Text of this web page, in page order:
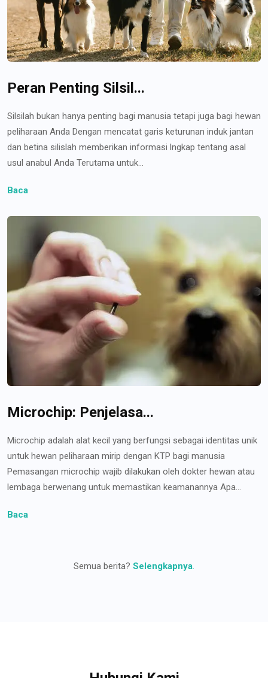
Peran Penting Silsil...
Silsilah bukan hanya penting bagi manusia tetapi juga bagi hewan
peliharaan Anda Dengan mencatat garis keturunan induk jantan
dan betina silislah memberikan informasi lngkap tentang asal
usul anabul Anda Terutama untuk...
Baca
Microchip: Penjelasa...
Microchip adalah alat kecil yang berfungsi sebagai identitas unik
untuk hewan peliharaan mirip dengan KTP bagi manusia
Pemasangan microchip wajib dilakukan oleh dokter hewan atau
lembaga berwenang untuk memastikan keamanannya Apa...
Baca
Semua berita? Selengkapnya.